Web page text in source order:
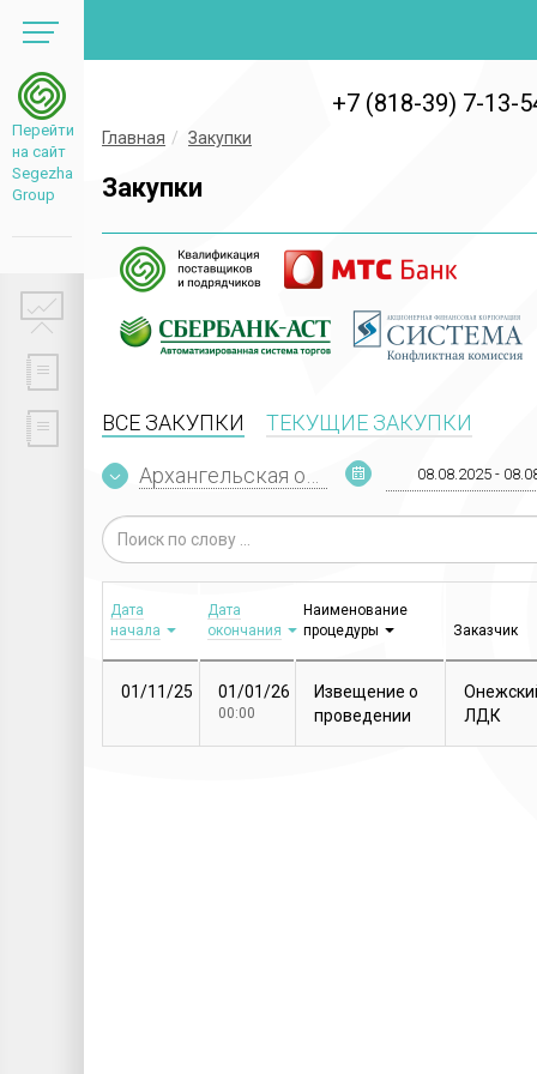
Перейти
на сайт
Segezha
Group
+7 (818-39) 7-13-
Главная Закупки
Закупки
ВСЕ ЗАКУПКИ ТЕКУЩИЕ ЗАКУПКИ
Архангельская область
Дата
начала
Дата
окончания
Наименование
процедуры
Заказчик
01/11/25 01/01/26
00:00
Извещение о
проведении
ЛДК